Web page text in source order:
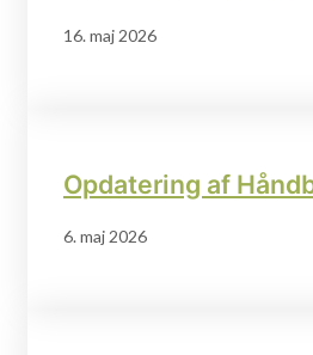
16. maj 2026
Opdatering af
6. maj 2026